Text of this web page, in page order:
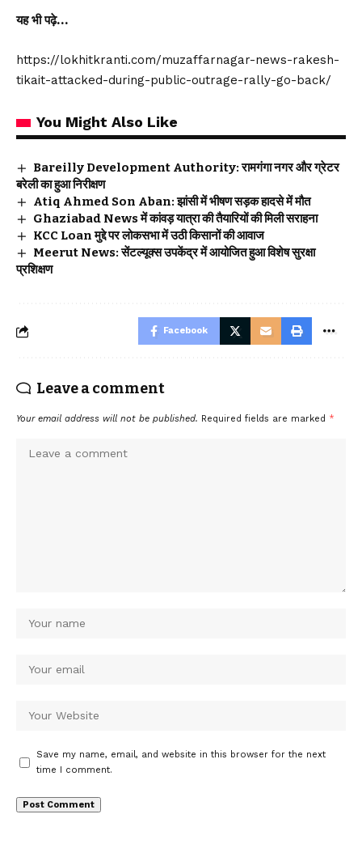
यह भी पढ़े…
https://lokhitkranti.com/muzaffarnagar-news-rakesh-
tikait-attacked-during-public-outrage-rally-go-back/
You Might Also Like
Bareilly Development Authority: रामगंगा नगर और ग्रेटर
बरेली का हुआ निरीक्षण
Atiq Ahmed Son Aban: झांसी में भीषण सड़क हादसे में मौत
Ghaziabad News में कांवड़ यात्रा की तैयारियों की मिली सराहना
KCC Loan मुद्दे पर लोकसभा में उठी किसानों की आवाज
Meerut News: सेंटल्यूक्स उपकेंद्र में आयोजित हुआ विशेष सुरक्षा
प्रशिक्षण
Facebook
Leave a comment
Your email address will not be published. Required fields are marked *
Save my name, email, and website in this browser for the next
time I comment.